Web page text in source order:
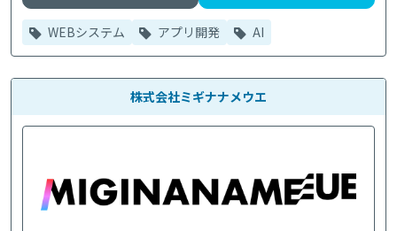
WEBシステム アプリ開発 AI
株式会社ミギナナメウエ